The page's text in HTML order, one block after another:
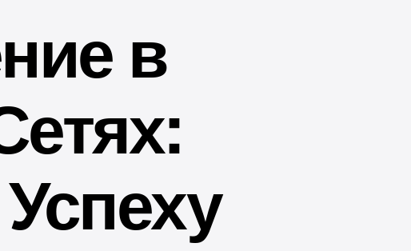
в